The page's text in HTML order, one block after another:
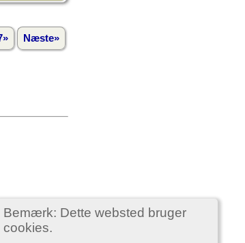
Bemærk: Dette websted bruger
cookies.
Næste»